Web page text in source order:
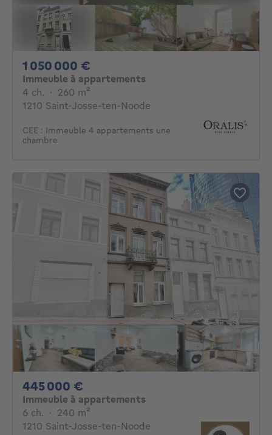
1 050 000 €
Immeuble à appartements
4 ch. 4 chambres
· 260 m²
1210 Saint-Josse-ten-Noode
CEE : Immeuble 4 appartements une
chambre
445 000 €
Immeuble à appartements
6 ch. 6 chambres
· 240 m²
1210 Saint-Josse-ten-Noode